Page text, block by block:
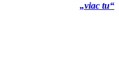
„viac tu“